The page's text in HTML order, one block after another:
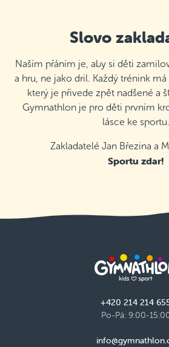
Slovo
Naším přáním je, aby si děti
a hru, ne jako dril. Každý trénink
který je přivede zpět nadšené a
Gymnathlon je pro děti prvním
lásce ke sportu.
Zakladatelé Jan Březina a
Sportu zdar!
+420 214 214
Po-Pá: 9:00-